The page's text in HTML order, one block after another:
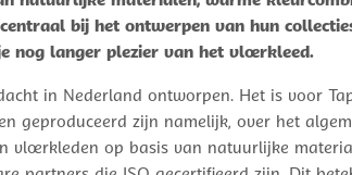
bij het ontwerpen van hun
nog langer plezier van het vloerkleed.
in Nederland ontworpen. Het is voor
geproduceerd zijn namelijk, over het
vloerkleden op basis van natuurlijke